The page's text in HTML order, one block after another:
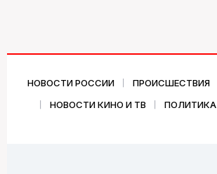
НОВОСТИ РОССИИ ПРОИСШЕСТВИЯ
НОВОСТИ КИНО И ТВ
ПОЛИТИКА